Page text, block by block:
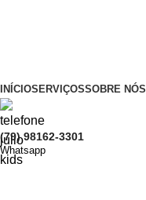
INÍCIOSERVIÇOSSOBRE NÓS
(79) 98162-3301
Whatsapp